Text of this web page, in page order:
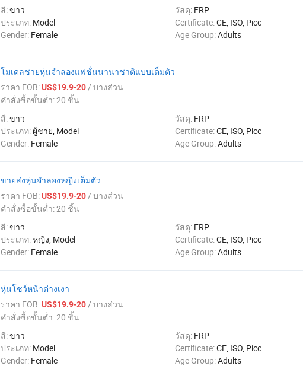
สี:ขาว วัสดุ: FRP
ประเภท: Model Certificate:CE, ISO, Picc
Gender: Female Age Group:Adults
โมเดลชายหุ่นจำลองแฟชั่นนานาชาติแบบเต็มตัว
ราคา FOB:US$19.9-20/ บางส่วน
คำสั่งซื้อขั้นต่ำ:20 ชิ้น
สี:ขาว วัสดุ: FRP
ประเภท: ผู้ชาย, Model Certificate:CE, ISO, Picc
Gender: Female Age Group:Adults
ขายส่งหุ่นจำลองหญิงเต็มตัว
ราคา FOB:US$19.9-20/ บางส่วน
คำสั่งซื้อขั้นต่ำ:20 ชิ้น
สี:ขาว วัสดุ: FRP
ประเภท:หญิง, Model Certificate:CE, ISO, Picc
Gender: Female Age Group:Adults
หุ่นโชว์หน้าต่างเงา
ราคา FOB:US$19.9-20/ บางส่วน
คำสั่งซื้อขั้นต่ำ:20 ชิ้น
สี:ขาว วัสดุ: FRP
ประเภท: Model Certificate:CE, ISO, Picc
Gender: Female Age Group:Adults